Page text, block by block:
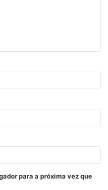
para a próxima vez que